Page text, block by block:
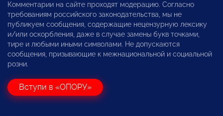
Комментарии на сайте проходят модерацию. Согласно
требованиям российского законодательства, мы не
публикуем сообщения, содержащие нецензурную лексику
и/или оскорбления, даже в случае замены букв точками,
тире и любыми иными символами. Не допускаются
сообщения, призывающие к межнациональной и социальной
розни.
Вступи в «ОПОРУ»